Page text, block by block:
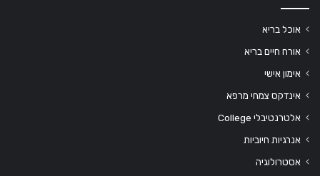
אוכל בריא
אורח חיים בריא
אימון אישי
אינדקס צמחי מרפא
אלטרנטיבלי College
אנרגיות חיוביות
אסטרולוגיה